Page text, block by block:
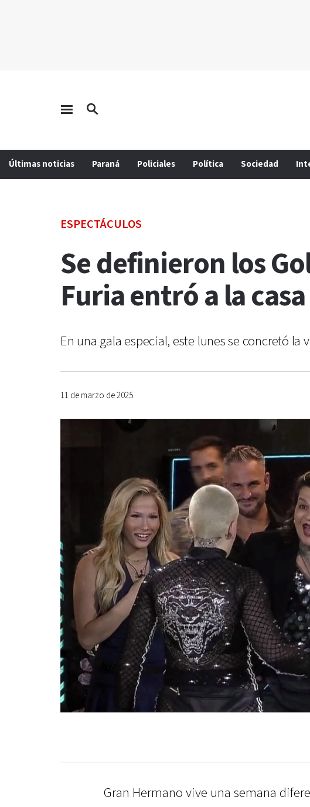
Últimas noticias Paraná Policiales Política Sociedad
ESPECTÁCULOS
Se definieron los
Furia entró a la casa
En una gala especial, este lunes se concretó
11 de marzo de 2025
Gran Hermano vive una semana